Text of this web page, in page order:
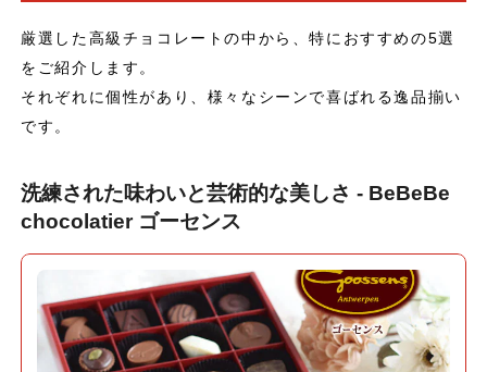
厳選した高級チョコレートの中から、特におすすめの5選
をご紹介します。
それぞれに個性があり、様々なシーンで喜ばれる逸品揃い
です。
洗練された味わいと芸術的な美しさ - BeBeBe
chocolatier ゴーセンス